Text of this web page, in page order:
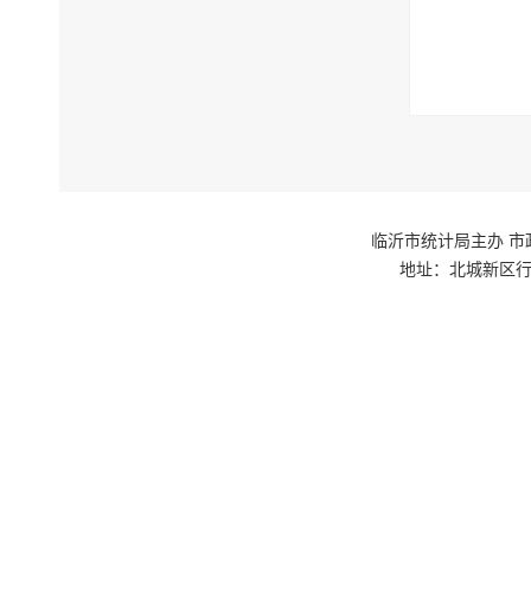
临沂市统计局主办 市
地址：北城新区